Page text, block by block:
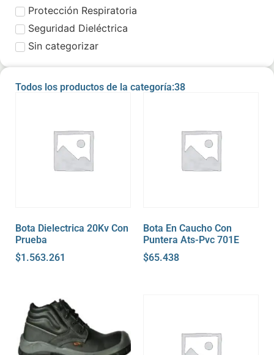
Protección Respiratoria
Seguridad Dieléctrica
Sin categorizar
Todos los productos de la categoría:38
Bota Dielectrica 20Kv Con
Prueba
$1.563.261
Bota En Caucho Con
Puntera Ats-Pvc 701E
$65.438